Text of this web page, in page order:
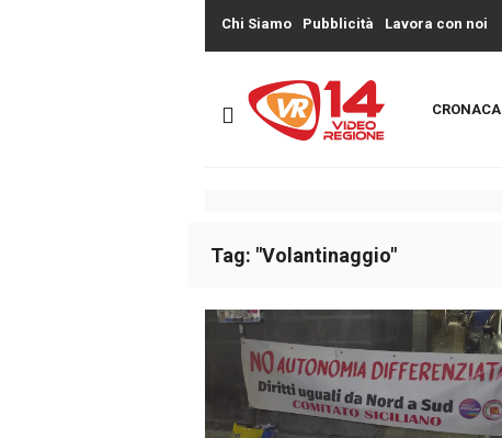
Chi Siamo Pubblicità Lavora con noi
CRONACA
Tag: "Volantinaggio"